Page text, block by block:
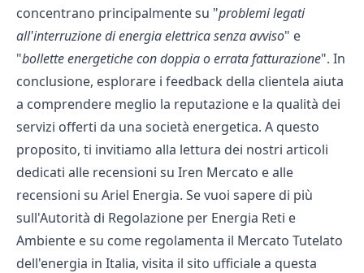
concentrano principalmente su "problemi legati
all'interruzione di energia elettrica senza avviso" e
"bollette energetiche con doppia o errata fatturazione". In
conclusione, esplorare i feedback della clientela aiuta
a comprendere meglio la reputazione e la qualità dei
servizi offerti da una società energetica. A questo
proposito, ti invitiamo alla lettura dei nostri articoli
dedicati alle recensioni su Iren Mercato e alle
recensioni su Ariel Energia. Se vuoi sapere di più
sull'Autorità di Regolazione per Energia Reti e
Ambiente e su come regolamenta il Mercato Tutelato
dell'energia in Italia, visita il sito ufficiale a questa